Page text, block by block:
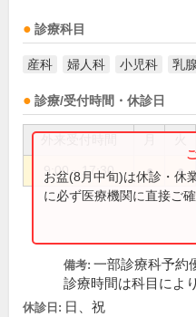
診療科目
産科 婦人科 小児科 乳
診療/受付時間・休診日
9:00～17:30 ● ●
お盆(8月中旬)は休診・休
に必ず医療機関に直接ご確
備考: 一部診療科予約
診療時間は科目によ
休診日: 日、祝